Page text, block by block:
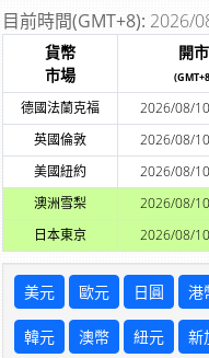
目前時間(GMT+8): 2026/
貨幣
市場
開市
德國法蘭克福 2026/08/
英國倫敦
2026/08/
美國紐約
2026/08/
澳洲雪梨
2026/08/
日本東京
2026/08/
美元 歐元 日圓 港
韓元 澳幣 紐元 新